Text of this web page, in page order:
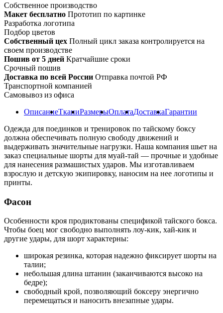
Собственное производство
Макет бесплатно Прототип по картинке
Разработка логотипа
Подбор цветов
Собственный цех Полный цикл заказа контролируется на
своем производстве
Пошив от 5 дней Кратчайшие сроки
Срочный пошив
Доставка по всей России Отправка почтой РФ
Транспортной компанией
Самовывоз из офиса
ОписаниеТканиРазмерыОплатаДоставкаГарантии
Одежда для поединков и тренировок по тайскому боксу
должна обеспечивать полную свободу движений и
выдерживать значительные нагрузки. Наша компания шьет на
заказ специальные шорты для муай-тай — прочные и удобные
для нанесения размашистых ударов. Мы изготавливаем
взрослую и детскую экипировку, наносим на нее логотипы и
принты.
Фасон
Особенности кроя продиктованы спецификой тайского бокса.
Чтобы боец мог свободно выполнять лоу-кик, хай-кик и
другие удары, для шорт характерны:
широкая резинка, которая надежно фиксирует шорты на
талии;
небольшая длина штанин (заканчиваются высоко на
бедре);
свободный крой, позволяющий боксеру энергично
перемещаться и наносить внезапные удары.